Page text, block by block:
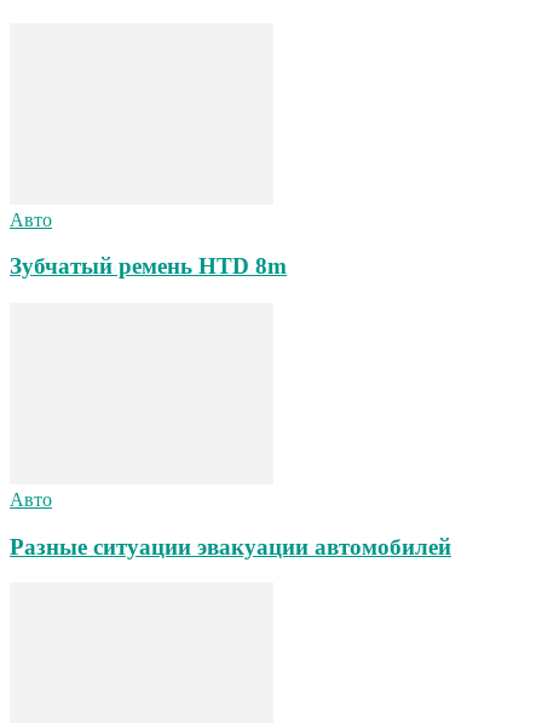
Авто
Зубчатый ремень HTD 8m
Авто
Разные ситуации эвакуации автомобилей